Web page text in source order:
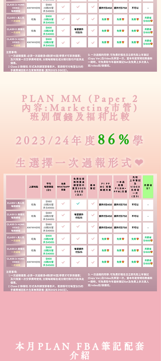
PLAN MM (Paper 2
內容:Marketing市管)
班別價錢及福利比較
2023/24年度 86% 學
生選擇一次過報形式❤
本月PLAN FBA筆記配套
介紹